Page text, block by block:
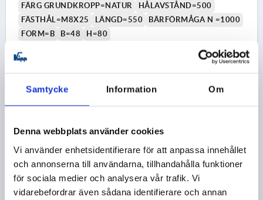
Samtycke Information Om
Denna webbplats använder cookies
Vi använder enhetsidentifierare för att anpassa innehållet
och annonserna till användarna, tillhandahålla funktioner
för sociala medier och analysera vår trafik. Vi
vidarebefordrar även sådana identifierare och annan
FÄRG GRUNDKROPP=NATUR
HÅLAVSTÅND=500
FÄSTHÅL=M8X25
LÄNGD=550
BÄRFÖRMÅGA N =1000
FORM=B
B=48 H=80
Beställningsnummer:
exkl. moms
DETALJER
K0223 B